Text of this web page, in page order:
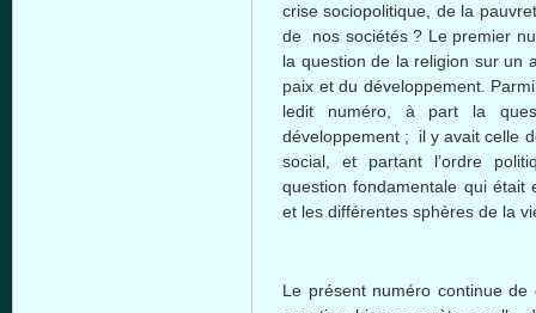
crise sociopolitique , de la
de nos sociétés? Le premier
la question de la religion surun
paix et du développement. Parmi
ledit
numéro, à part la
développement ; il yavait celle
social, et partant l’ordre
questionfondamentale qui était
et les différentes sphères de la
Le présent numéro continue de